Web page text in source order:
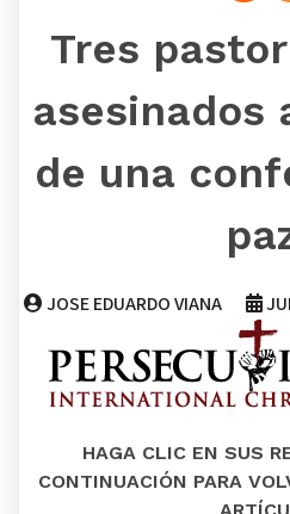
Tres
asesinados
de una
JOSE EDUARDO VIANA
HAGA CLIC EN SUS
CONTINUACIÓN PARA